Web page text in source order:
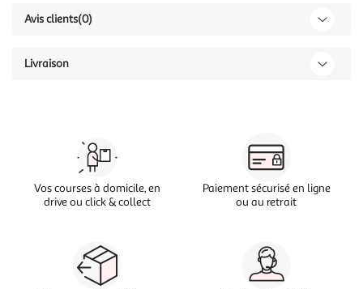
Avis clients(0)
Livraison
Vos courses à domicile, en
drive ou click & collect
Paiement sécurisé en ligne
ou au retrait